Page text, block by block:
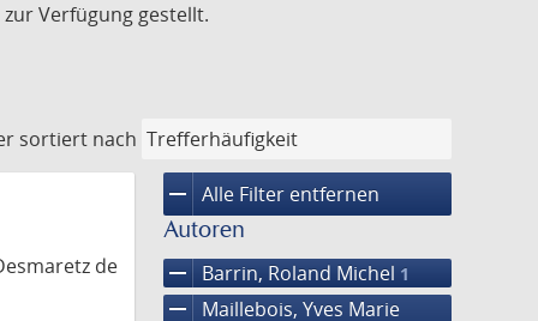
Verfügung gestellt.
sortiert nach
remove Alle Filter entfernen
Autoren
remove Barrin, Roland Michel 1
remove
Maillebois, Yves Marie
de